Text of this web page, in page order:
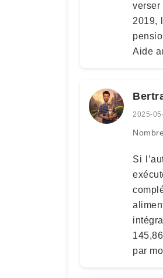
2019,
Aide
2025-
Si
par